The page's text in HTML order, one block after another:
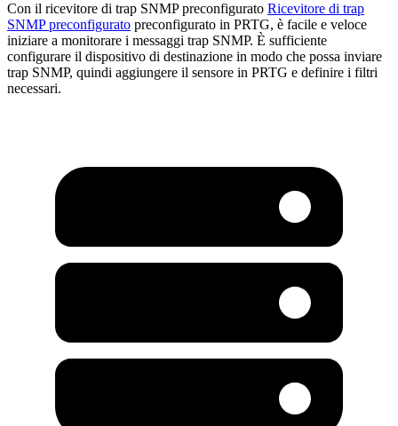
Con il ricevitore di trap SNMP preconfigurato Ricevitore di trap
SNMP preconfigurato preconfigurato in PRTG, è facile e veloce
iniziare a monitorare i messaggi trap SNMP. È sufficiente
configurare il dispositivo di destinazione in modo che possa inviare
trap SNMP, quindi aggiungere il sensore in PRTG e definire i filtri
necessari.